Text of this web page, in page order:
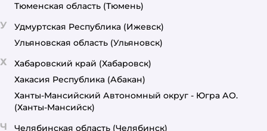
Тюменская область (Тюмень)
У Удмуртская Республика (Ижевск)
Ульяновская область (Ульяновск)
Х Хабаровский край (Хабаровск)
Хакасия Республика (Абакан)
Ханты-Мансийский Автономный округ - Югра АО.
(Ханты-Мансийск)
Ч Челябинская область (Челябинск)